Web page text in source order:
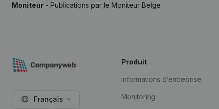
Moniteur - Publications par le Moniteur Belge
Français
Produit
Informations d’entreprise
Monitoring